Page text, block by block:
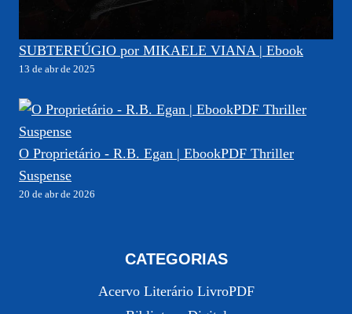
SUBTERFÚGIO por MIKAELE VIANA | Ebook
13 de abr de 2025
O Proprietário - R.B. Egan | EbookPDF Thriller
Suspense
20 de abr de 2026
CATEGORIAS
Acervo Literário LivroPDF